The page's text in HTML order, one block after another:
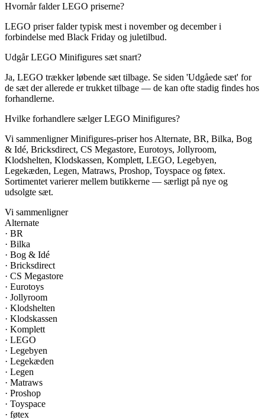
Hvornår falder LEGO priserne?
LEGO priser falder typisk mest i november og december i
forbindelse med Black Friday og juletilbud.
Udgår LEGO Minifigures sæt snart?
Ja, LEGO trækker løbende sæt tilbage. Se siden 'Udgåede sæt' for
de sæt der allerede er trukket tilbage — de kan ofte stadig findes hos
forhandlerne.
Hvilke forhandlere sælger LEGO Minifigures?
Vi sammenligner Minifigures-priser hos Alternate, BR, Bilka, Bog
& Idé, Bricksdirect, CS Megastore, Eurotoys, Jollyroom,
Klodshelten, Klodskassen, Komplett, LEGO, Legebyen,
Legekæden, Legen, Matraws, Proshop, Toyspace og føtex.
Sortimentet varierer mellem butikkerne — særligt på nye og
udsolgte sæt.
Vi sammenligner
Alternate
· BR
· Bilka
· Bog & Idé
· Bricksdirect
· CS Megastore
· Eurotoys
· Jollyroom
· Klodshelten
· Klodskassen
· Komplett
· LEGO
· Legebyen
· Legekæden
· Legen
· Matraws
· Proshop
· Toyspace
· føtex